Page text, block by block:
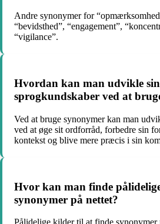
Andre synonymer for
“bevidsthed”, “engagement”,
“vigilance”.
Hvordan kan man udvikle
sprogkundskaber ved at
Ved at bruge synonymer kan man
ved at øge sit ordforråd, forbedre sin
kontekst og blive mere præcis i sin
Hvor kan man finde
synonymer på nettet?